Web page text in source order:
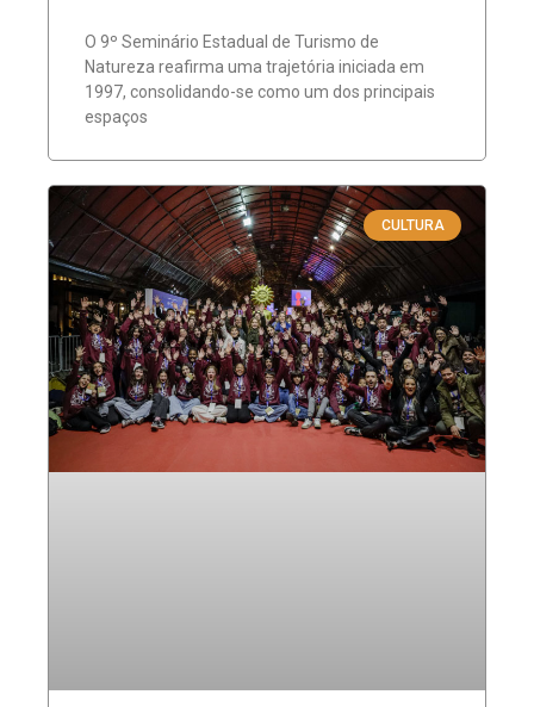
O 9º Seminário Estadual de Turismo de
Natureza reafirma uma trajetória iniciada em
1997, consolidando-se como um dos principais
espaços
CULTURA